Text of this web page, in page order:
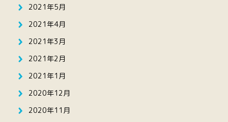
2021年5月
2021年4月
2021年3月
2021年2月
2021年1月
2020年12月
2020年11月